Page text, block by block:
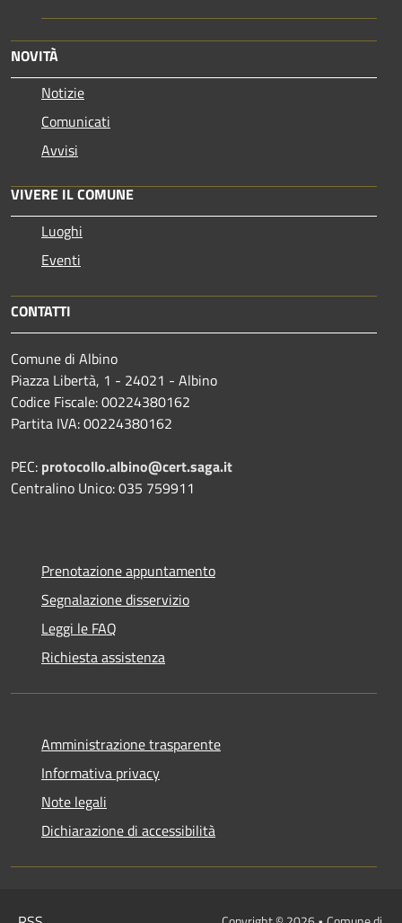
NOVITÀ
Notizie
Comunicati
Avvisi
VIVERE IL COMUNE
Luoghi
Eventi
CONTATTI
Comune di Albino
Piazza Libertà, 1 - 24021 - Albino
Codice Fiscale: 00224380162
Partita IVA: 00224380162
PEC: protocollo.albino@cert.saga.it
Centralino Unico: 035 759911
Prenotazione appuntamento
Segnalazione disservizio
Leggi le FAQ
Richiesta assistenza
Amministrazione trasparente
Informativa privacy
Note legali
Dichiarazione di accessibilità